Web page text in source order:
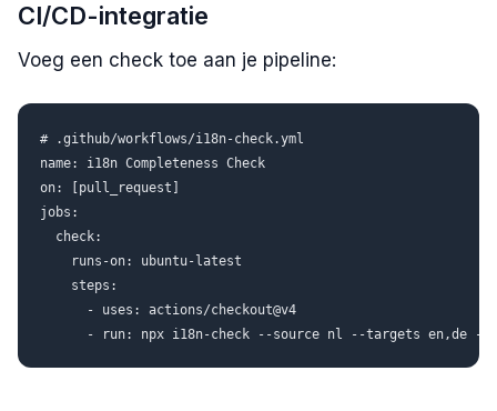
CI/CD-integratie
Voeg een check toe aan je pipeline:
# .github/workflows/i18n-check.yml
name: i18n Completeness Check
on: [pull_request]
jobs:
  check:
    runs-on: ubuntu-latest
    steps:
      - uses: actions/checkout@v4